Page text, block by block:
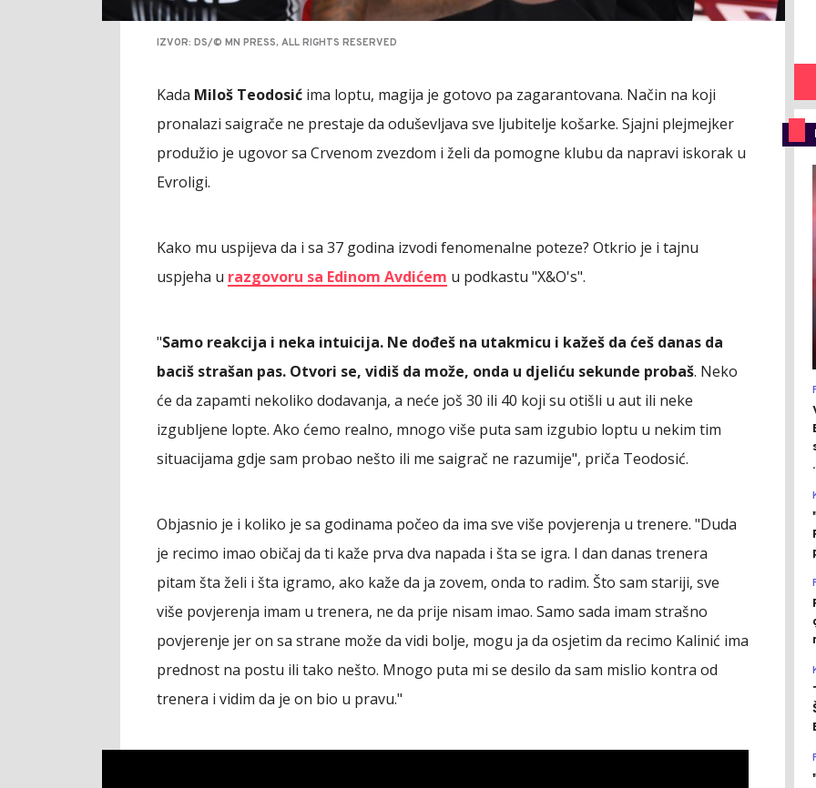
IZVOR: DS/© MN PRESS, ALL RIGHTS RESERVED
Kada Miloš Teodosić ima loptu, magija je gotovo pa zagarantovana. Način na koji
pronalazi saigrače ne prestaje da oduševljava sve ljubitelje košarke. Sjajni plejmejker
produžio je ugovor sa Crvenom zvezdom i želi da pomogne klubu da napravi iskorak u
Evroligi.
Kako mu uspijeva da i sa 37 godina izvodi fenomenalne poteze? Otkrio je i tajnu
uspjeha u razgovoru sa Edinom Avdićem u podkastu "X&O's".
"Samo reakcija i neka intuicija. Ne dođeš na utakmicu i kažeš da ćeš danas da
baciš strašan pas. Otvori se, vidiš da može, onda u djeliću sekunde probaš. Neko
će da zapamti nekoliko dodavanja, a neće još 30 ili 40 koji su otišli u aut ili neke
izgubljene lopte. Ako ćemo realno, mnogo više puta sam izgubio loptu u nekim tim
situacijama gdje sam probao nešto ili me saigrač ne razumije", priča Teodosić.
Objasnio je i koliko je sa godinama počeo da ima sve više povjerenja u trenere. "Duda
je recimo imao običaj da ti kaže prva dva napada i šta se igra. I dan danas trenera
pitam šta želi i šta igramo, ako kaže da ja zovem, onda to radim. Što sam stariji, sve
više povjerenja imam u trenera, ne da prije nisam imao. Samo sada imam strašno
povjerenje jer on sa strane može da vidi bolje, mogu ja da osjetim da recimo Kalinić ima
prednost na postu ili tako nešto. Mnogo puta mi se desilo da sam mislio kontra od
trenera i vidim da je on bio u pravu."